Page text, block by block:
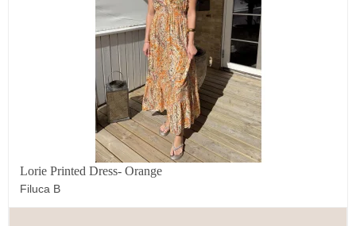
Lorie Printed Dress- Orange
Filuca B